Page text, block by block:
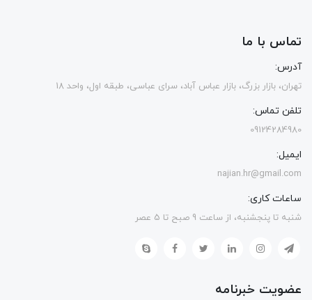
تماس با ما
آدرس:
تهران، بازار بزرگ، بازار عباس آباد، سرای عباسی، طبقه اول، واحد 18
تلفن تماس:
09124284980
ایمیل:
najian.hr@gmail.com
ساعات کاری:
شنبه تا پنجشنبه، از ساعت 9 صبح تا 5 عصر
عضویت خبرنامه